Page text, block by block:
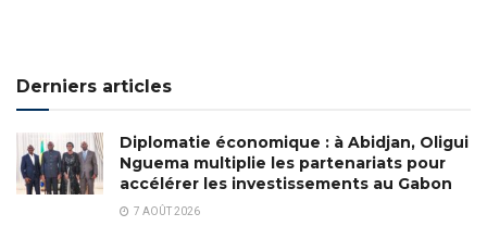
Derniers articles
Diplomatie économique : à Abidjan, Oligui
Nguema multiplie les partenariats pour
accélérer les investissements au Gabon
7 AOÛT 2026